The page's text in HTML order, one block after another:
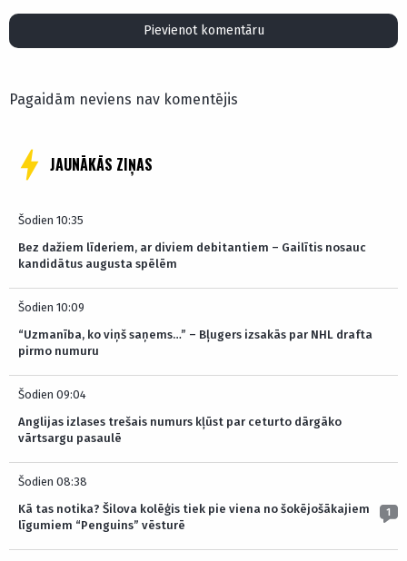
Pievienot komentāru
Pagaidām neviens nav komentējis
JAUNĀKĀS ZIŅAS
Šodien 10:35
Bez dažiem līderiem, ar diviem debitantiem – Gailītis nosauc
kandidātus augusta spēlēm
Šodien 10:09
“Uzmanība, ko viņš saņems…” – Bļugers izsakās par NHL drafta
pirmo numuru
Šodien 09:04
Anglijas izlases trešais numurs kļūst par ceturto dārgāko
vārtsargu pasaulē
Šodien 08:38
Kā tas notika? Šilova kolēģis tiek pie viena no šokējošākajiem
līgumiem “Penguins” vēsturē
1